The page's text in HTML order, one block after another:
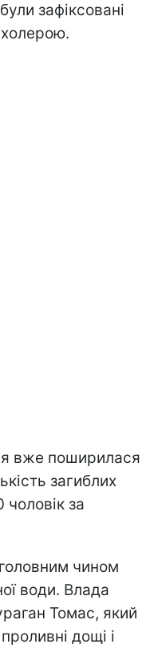
зафіксовані
вже поширилася
загиблих
за
чином
води. Влада
Томас, який
дощі і